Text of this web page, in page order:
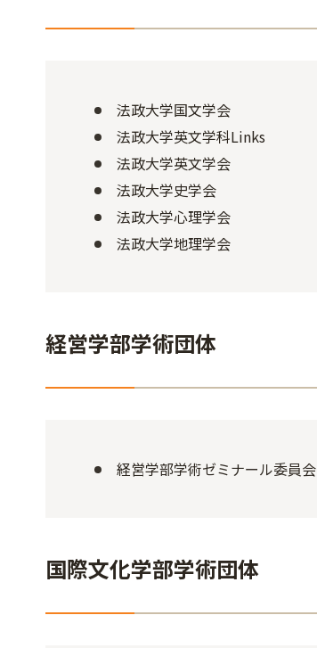
法政大学国文学会
法政大学英文学科Links
法政大学英文学会
法政大学史学会
法政大学心理学会
法政大学地理学会
経営学部学術団体
経営学部学術ゼミナール委員会
国際文化学部学術団体